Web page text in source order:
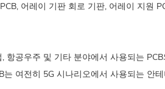
어레이 기판 회로 기판, 어레이 지원
항공우주 및 기타 분야에서 사용되는
는 여전히 5G 시나리오에서 사용되는 안